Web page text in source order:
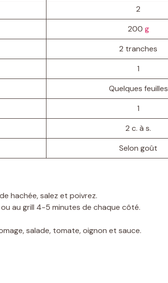
2
200 g
2 tranches
1
Quelques feuilles
1
2 c. à s.
Selon goût
hachée, salez et poivrez.
au grill 4-5 minutes de chaque côté.
salade, tomate, oignon et sauce.